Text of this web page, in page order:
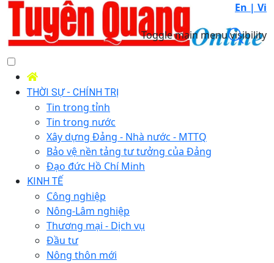
En | Vi
Toggle main menu visibility
THỜI SỰ - CHÍNH TRỊ
Tin trong tỉnh
Tin trong nước
Xây dựng Đảng - Nhà nước - MTTQ
Bảo vệ nền tảng tư tưởng của Đảng
Đạo đức Hồ Chí Minh
KINH TẾ
Công nghiệp
Nông-Lâm nghiệp
Thương mại - Dịch vụ
Đầu tư
Nông thôn mới